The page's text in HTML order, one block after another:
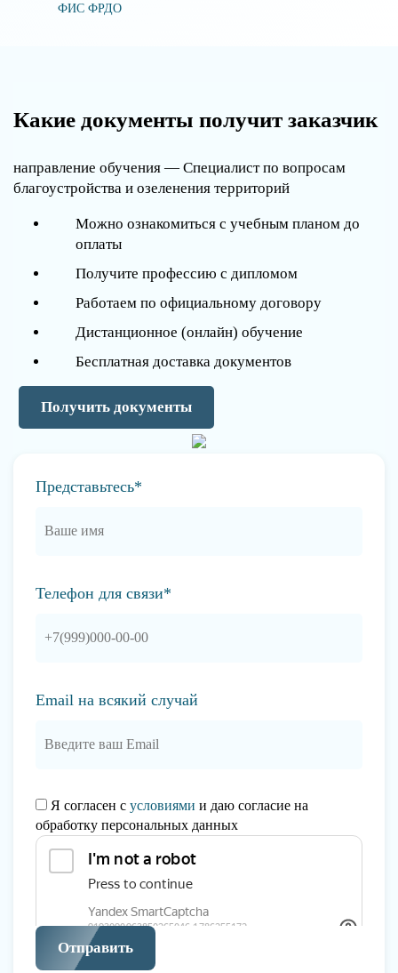
ФИС ФРДО
Какие документы получит заказчик
направление обучения — Специалист по вопросам
благоустройства и озеленения территорий
Можно ознакомиться с учебным планом до
оплаты
Получите профессию с дипломом
Работаем по официальному договору
Дистанционное (онлайн) обучение
Бесплатная доставка документов
Получить документы
Представьтесь*
Телефон для связи*
Email на всякий случай
Я согласен с условиями и даю согласие на
обработку персональных данных
Отправить